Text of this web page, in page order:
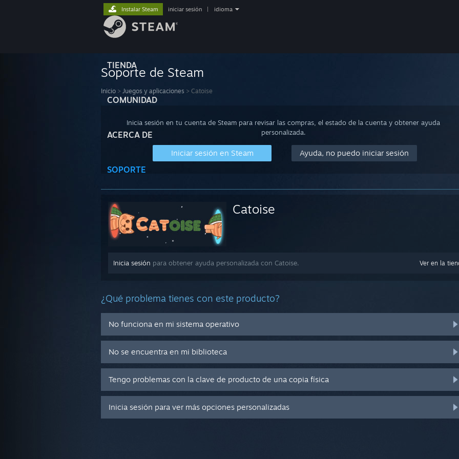
TIENDA
COMUNIDAD
ACERCA DE
SOPORTE
Instalar Steam iniciar sesión idioma
Soporte de Steam
Inicio > Juegos y aplicaciones > Catoise
Inicia sesión en tu cuenta de Steam para revisar las compras, el estado de la cuenta y obtener ayuda
personalizada.
Iniciar sesión en Steam Ayuda, no puedo iniciar sesión
Catoise
Ver en la
Inicia sesión para obtener ayuda personalizada con Catoise.
¿Qué problema tienes con este producto?
No funciona en mi sistema operativo
No se encuentra en mi biblioteca
Tengo problemas con la clave de producto de una copia física
Inicia sesión para ver más opciones personalizadas